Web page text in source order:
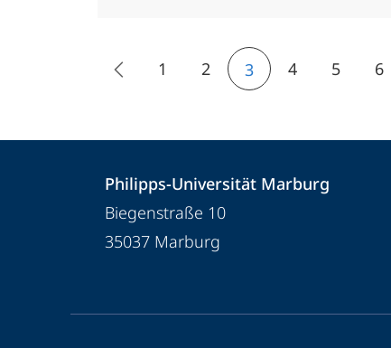
1 2 3 4 5 6
Informationen
Kontaktinformationen
Philipps-
Universität
Marburg
Philipps-Universität Marburg
Biegenstraße 10
35037 Marburg